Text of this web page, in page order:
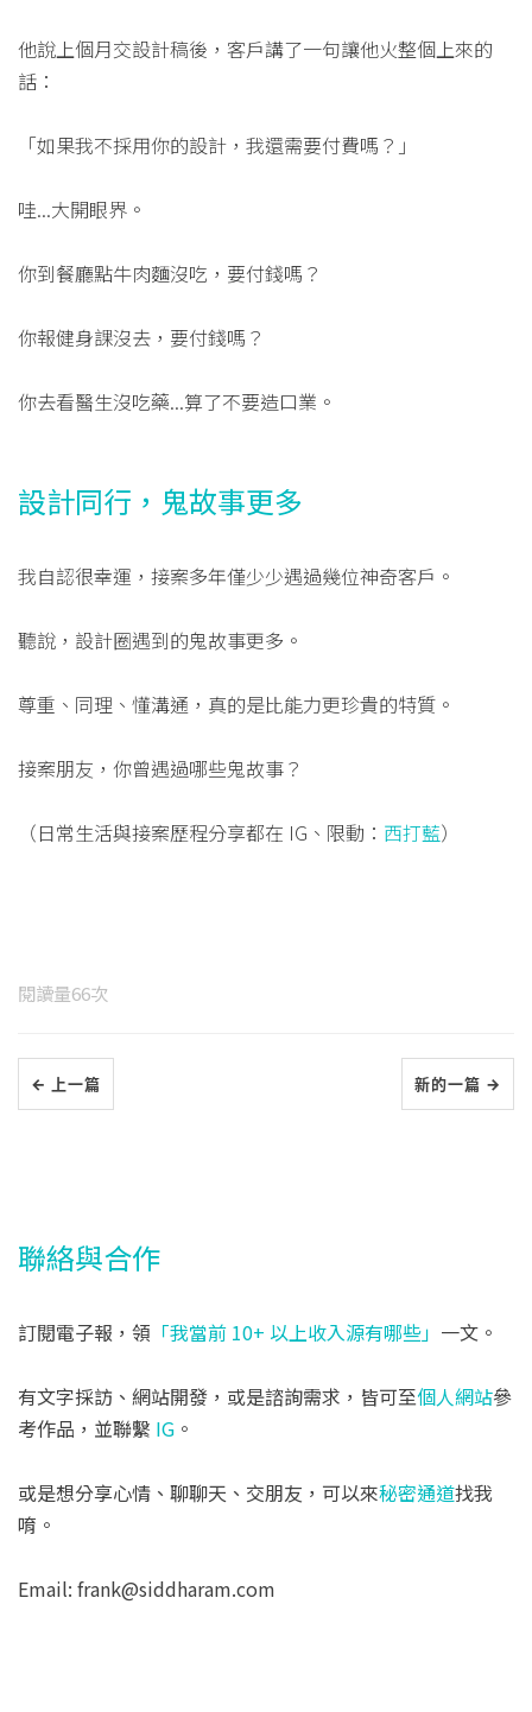
他說上個月交設計稿後，客戶講了一句讓他火整個上來的
話：
「如果我不採用你的設計，我還需要付費嗎？」
哇...大開眼界。
你到餐廳點牛肉麵沒吃，要付錢嗎？
你報健身課沒去，要付錢嗎？
你去看醫生沒吃藥...算了不要造口業。
設計同行，鬼故事更多
我自認很幸運，接案多年僅少少遇過幾位神奇客戶。
聽說，設計圈遇到的鬼故事更多。
尊重、同理、懂溝通，真的是比能力更珍貴的特質。
接案朋友，你曾遇過哪些鬼故事？
（日常生活與接案歷程分享都在 IG、限動： 西打藍）
閱讀量66次
← 上一篇 新的一篇 →
聯絡與合作
訂閱電子報，領 「我當前 10+ 以上收入源有哪些」 一文。
有文字採訪、網站開發，或是諮詢需求，皆可至個人網站參
考作品，並聯繫 IG 。
或是想分享心情、聊聊天、交朋友，可以來秘密通道找我
唷。
Email: frank@siddharam.com